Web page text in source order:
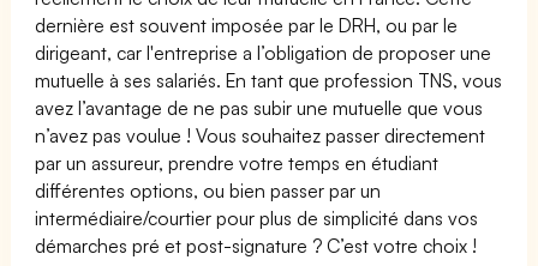
dernière est souvent imposée par le DRH, ou par le
dirigeant, car l'entreprise a l’obligation de proposer une
mutuelle à ses salariés. En tant que profession TNS, vous
avez l’avantage de ne pas subir une mutuelle que vous
n’avez pas voulue ! Vous souhaitez passer directement
par un assureur, prendre votre temps en étudiant
différentes options, ou bien passer par un
intermédiaire/courtier pour plus de simplicité dans vos
démarches pré et post-signature ? C’est votre choix !